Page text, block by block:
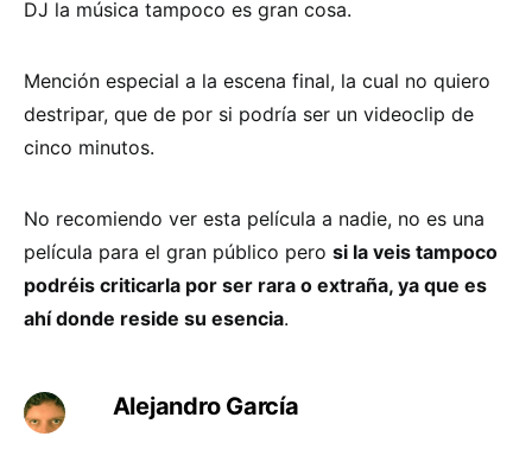
DJ la música tampoco es gran cosa.
Mención especial a la escena final, la cual no quiero
destripar, que de por si podría ser un videoclip de
cinco minutos.
No recomiendo ver esta película a nadie, no es una
película para el gran público pero si la veis tampoco
podréis criticarla por ser rara o extraña, ya que es
ahí donde reside su esencia.
Alejandro García